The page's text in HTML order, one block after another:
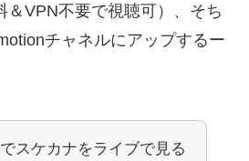
＆VPN不要で視聴可）、そち
チャネルにアップするー
スケカナをライブで見る